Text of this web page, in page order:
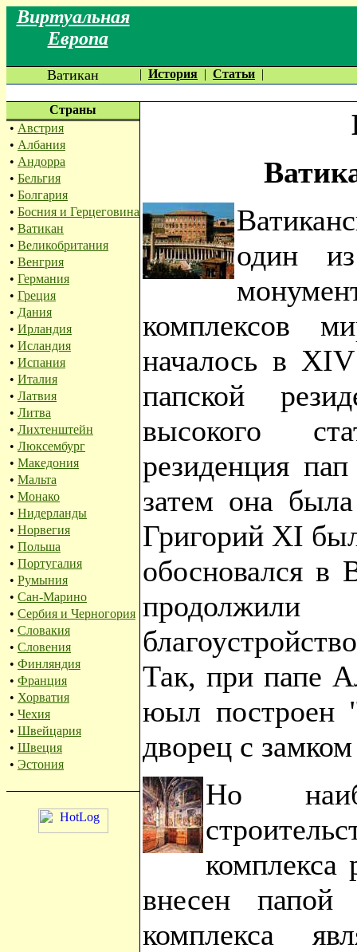
Виртуальная
Европа
Ватикан | История | Статьи |
Страны
• Австрия
• Албания
• Андорра
• Бельгия
• Болгария
• Босния и Герцеговина
• Ватикан
• Великобритания
• Венгрия
• Германия
• Греция
• Дания
• Ирландия
• Исландия
• Испания
• Италия
• Латвия
• Литва
• Лихтенштейн
• Люксембург
• Македония
• Мальта
• Монако
• Нидерланды
• Норвегия
• Польша
• Португалия
• Румыния
• Сан-Марино
• Сербия и Черногория
• Словакия
• Словения
• Финляндия
• Франция
• Хорватия
• Чехия
• Швейцария
• Швеция
• Эстония
один
комплексов
началось в
папской
высокого
резиденция
затем она
Григорий XI
обосновался в
Так, при папе
юыл построен
дворец с
Но
внесен
комплекса